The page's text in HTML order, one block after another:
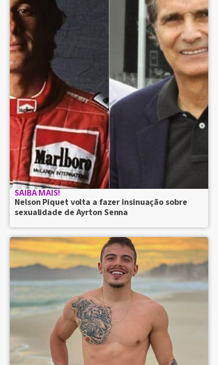
SAIBA MAIS!
Nelson Piquet volta a fazer insinuação sobre
sexualidade de Ayrton Senna